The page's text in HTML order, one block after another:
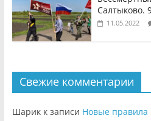
Салтыково.
11.05.2022
Свежие комментарии
Шарикк записи Новые правила